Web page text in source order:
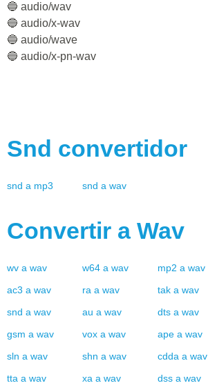
🔵 audio/wav
🔵 audio/x-wav
🔵 audio/wave
🔵 audio/x-pn-wav
Snd convertidor
snd a mp3 snd a wav
Convertir a Wav
wv a wav w64 a wav mp2 a wav
ac3 a wav ra a wav tak a wav
snd a wav au a wav dts a wav
gsm a wav vox a wav ape a wav
sln a wav shn a wav cdda a wav
tta a wav xa a wav dss a wav